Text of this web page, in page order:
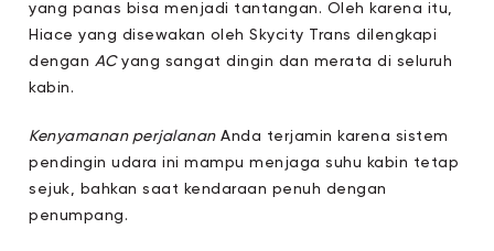
yang panas bisa menjadi tantangan. Oleh karena itu,
Hiace yang disewakan oleh Skycity Trans dilengkapi
dengan ACyang sangat dingin dan merata di seluruh
kabin.
Kenyamanan perjalananAnda terjamin karena sistem
pendingin udara ini mampu menjaga suhu kabin tetap
sejuk, bahkan saat kendaraan penuh dengan
penumpang.